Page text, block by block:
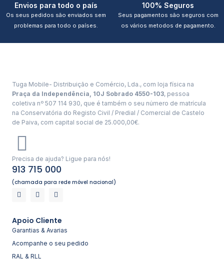
Envios para todo o país
Os seus pedidos são enviados sem
problemas para todo o países.
100% Seguros
Seus pagamentos são seguros com
os vários metodos de pagamento.
Tuga Mobile- Distribuição e Comércio, Lda., com loja física na
Praça da Independência, 10J Sobrado 4550-103, pessoa
coletiva nº 507 114 930, que é também o seu número de matrícula
na Conservatória do Registo Civil / Predial / Comercial de Castelo
de Paiva, com capital social de 25.000,00€.
Precisa de ajuda? Ligue para nós!
913 715 000
(chamada para rede móvel nacional)
Apoio Cliente
Garantias & Avarias
Acompanhe o seu pedido
RAL & RLL